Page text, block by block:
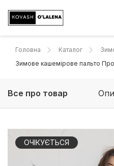
Головна Каталог
Зимове кашемірове пальто
Все про товар
ОЧІКУЄТЬСЯ